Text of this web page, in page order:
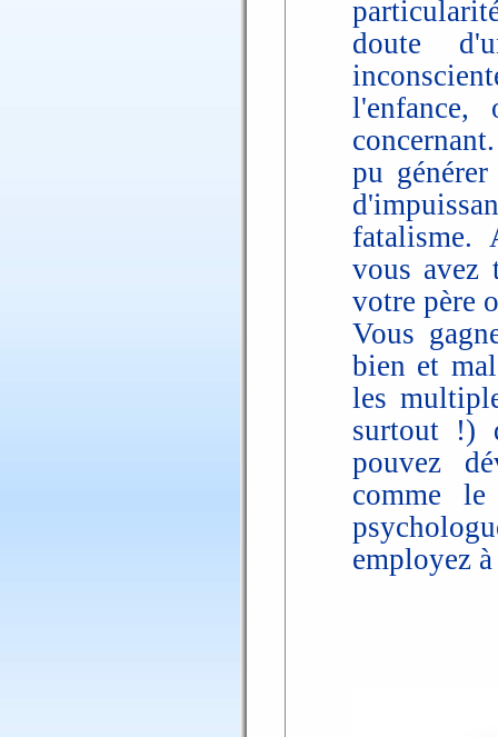
doute
l'enfance,
pu
fatalisme.
vous avez
votre père
Vous
bien et
les
surtout !)
pouvez
comme
employez